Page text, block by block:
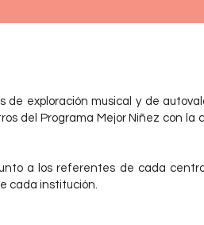
exploración musical y de
del Programa Mejor Niñez con la
a los referentes de cada
cada institución.